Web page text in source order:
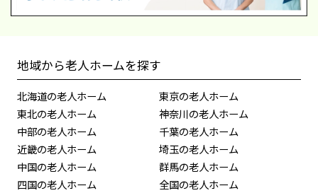
地域から老人ホームを探す
北海道の老人ホーム
東北の老人ホーム
中部の老人ホーム
近畿の老人ホーム
中国の老人ホーム
四国の老人ホーム
東京の老人ホーム
神奈川の老人ホーム
千葉の老人ホーム
埼玉の老人ホーム
群馬の老人ホーム
全国の老人ホーム